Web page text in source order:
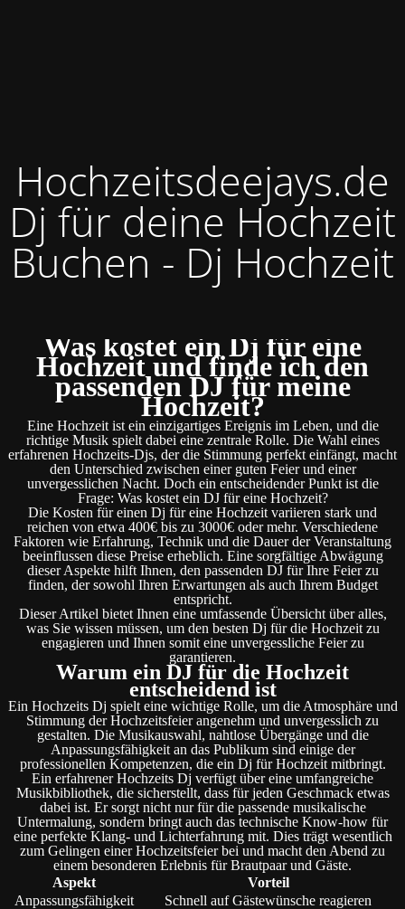
Hochzeitsdeejays.de
Dj für deine Hochzeit
Buchen - Dj Hochzeit
Was kostet ein Dj für eine
Hochzeit und finde ich den
passenden DJ für meine
Hochzeit?
Eine Hochzeit ist ein einzigartiges Ereignis im Leben, und die
richtige Musik spielt dabei eine zentrale Rolle. Die Wahl eines
erfahrenen Hochzeits-Djs, der die Stimmung perfekt einfängt, macht
den Unterschied zwischen einer guten Feier und einer
unvergesslichen Nacht. Doch ein entscheidender Punkt ist die
Frage: Was kostet ein DJ für eine Hochzeit?
Die Kosten für einen Dj für eine Hochzeit variieren stark und
reichen von etwa 400€ bis zu 3000€ oder mehr. Verschiedene
Faktoren wie Erfahrung, Technik und die Dauer der Veranstaltung
beeinflussen diese Preise erheblich. Eine sorgfältige Abwägung
dieser Aspekte hilft Ihnen, den passenden DJ für Ihre Feier zu
finden, der sowohl Ihren Erwartungen als auch Ihrem Budget
entspricht.
Dieser Artikel bietet Ihnen eine umfassende Übersicht über alles,
was Sie wissen müssen, um den besten Dj für die Hochzeit zu
engagieren und Ihnen somit eine unvergessliche Feier zu
garantieren.
Warum ein DJ für die Hochzeit
entscheidend ist
Ein Hochzeits Dj spielt eine wichtige Rolle, um die Atmosphäre und
Stimmung der Hochzeitsfeier angenehm und unvergesslich zu
gestalten. Die Musikauswahl, nahtlose Übergänge und die
Anpassungsfähigkeit an das Publikum sind einige der
professionellen Kompetenzen, die ein Dj für Hochzeit mitbringt.
Ein erfahrener Hochzeits Dj verfügt über eine umfangreiche
Musikbibliothek, die sicherstellt, dass für jeden Geschmack etwas
dabei ist. Er sorgt nicht nur für die passende musikalische
Untermalung, sondern bringt auch das technische Know-how für
eine perfekte Klang- und Lichterfahrung mit. Dies trägt wesentlich
zum Gelingen einer Hochzeitsfeier bei und macht den Abend zu
einem besonderen Erlebnis für Brautpaar und Gäste.
Aspekt
Vorteil
Anpassungsfähigkeit
Schnell auf Gästewünsche reagieren